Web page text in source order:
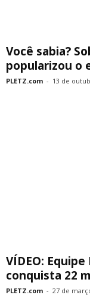
Você sabia?
popularizou o
PLETZ.com - 13 de
VÍDEO:
conquista 22
PLETZ.com - 27 de